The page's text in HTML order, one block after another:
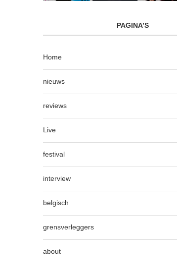
PAGINA’S
Home
nieuws
reviews
Live
festival
interview
belgisch
grensverleggers
about